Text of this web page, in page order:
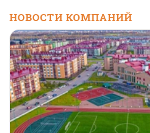
НОВОСТИ КОМПАНИЙ